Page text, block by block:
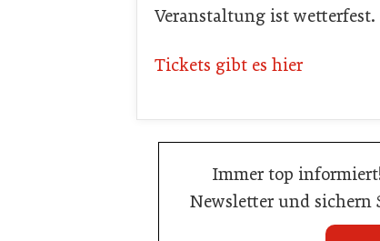
Veranstaltung ist wetterfest.
Tickets gibt es hier
Immer top
Newsletter und sichern